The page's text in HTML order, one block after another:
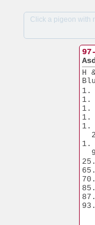
Click a pigeon with
H
1.
1.
1.
1.
1.
1.